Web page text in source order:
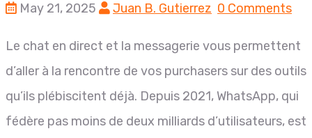
May 21, 2025
Juan B. Gutierrez 0 Comments
Le chat en direct et la messagerie vous permettent
d’aller à la rencontre de vos purchasers sur des outils
qu’ils plébiscitent déjà. Depuis 2021, WhatsApp, qui
fédère pas moins de deux milliards d’utilisateurs, est